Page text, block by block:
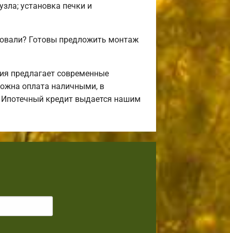
установка печки и
Готовы предложить монтаж
предлагает современные
оплата наличными, в
Ипотечный кредит выдается нашим